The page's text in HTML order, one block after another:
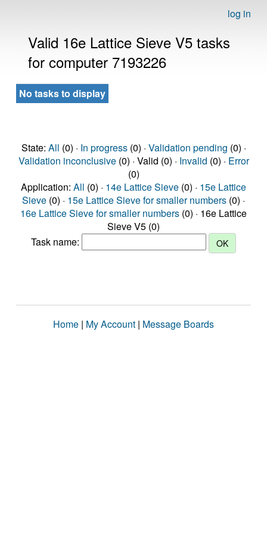
log in
Valid 16e Lattice Sieve V5 tasks
for computer 7193226
No tasks to display
State: All (0) · In progress(0) · Validation pending (0) ·
Validation inconclusive(0) · Valid (0) · Invalid (0) · Error
(0)
Application: All (0) · 14e Lattice Sieve (0) · 15e Lattice
Sieve (0) · 15e Lattice Sieve for smaller numbers (0) ·
16e Lattice Sieve for smaller numbers (0) · 16e Lattice
Sieve V5 (0)
Task name:
Home | My Account | Message Boards